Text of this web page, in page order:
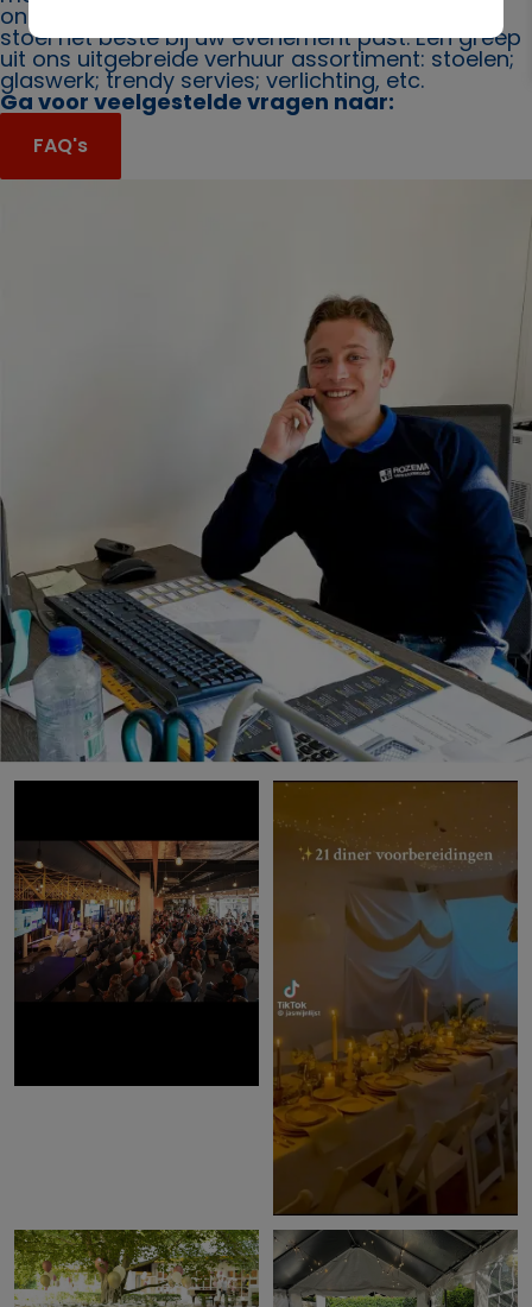
ons. Ook bieden wij u graag advies over welke
stoel het beste bij uw evenement past. Een greep
uit ons uitgebreide verhuur assortiment: stoelen;
glaswerk; trendy servies; verlichting, etc.
Ga voor veelgestelde vragen naar:
FAQ's